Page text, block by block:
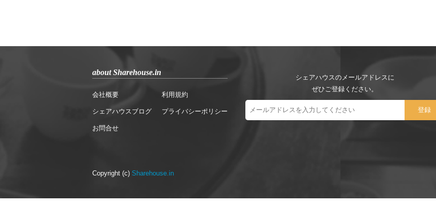
about Sharehouse.in
会社概要
シェアハウスブログ
お問合せ
利用規約
プライバシーポリシー
シェアハウスのメールアドレスに
ぜひご登録ください。
Copyright (c) Sharehouse.in